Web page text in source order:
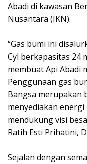
Abadi di kawasan
Nusantara (IKN).
“Gas bumi ini
Cyl berkapasitas 24
membuat Api Abadi
Penggunaan gas
Bangsa merupakan
menyediakan
mendukung visi
Ratih Esti Prihatini,
Sejalan dengan